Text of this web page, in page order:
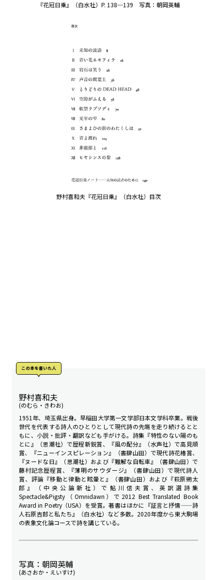
『花冠日乗』（白水社）P. 138─139 写真：朝岡英輔
野村喜和夫『花冠日乗』（白水社）目次
この本を書いた人
野村喜和夫
(のむら・きわお)
1951年、埼玉県出身。早稲田大学第一文学部日本文学科卒業。戦後
世代を代表する詩人のひとりとして現代詩の先端を走り続けるとと
もに、小説・批評・翻訳なども手がける。詩集『特性のない陽のも
とに』（思潮社）で歴程新鋭賞、『風の配分』（水声社）で高見順
賞、『ニューインスピレーション』（書肆山田）で現代詩花椿賞、
『ヌードな日』（思潮社）および『難解な自転車』（書肆山田）で
藤村記念歴程賞、『薄明のサウダージ』（書肆山田）で現代詩人
賞、評論『移動と律動と眩暈と』（書肆山田）および『萩原朔太
郎』（中央公論新社）で鮎川信夫賞、英訳選詩集
Spectacle&Pigsty（Omnidawn）で2012 Best Translated Book
Award in Poetry（USA）を受賞。著書はほかに『証言と抒情——詩
人石原吉郎と私たち』（白水社）など多数。2020年度から東大駒場
の表象文化論コースで詩を講じている。
写真：朝岡英輔
(あさおか・えいすけ)